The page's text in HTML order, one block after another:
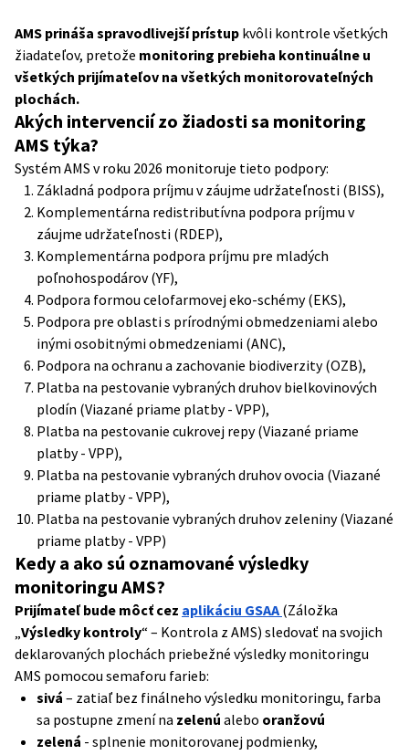
AMS prináša spravodlivejší prístup kvôli kontrole všetkých
žiadateľov, pretože monitoring prebieha kontinuálne u
všetkých prijímateľov na všetkých monitorovateľných
plochách.
Akých intervencií zo žiadosti sa monitoring
AMS týka?
Systém AMS v roku 2026 monitoruje tieto podpory:
Základná podpora príjmu v záujme udržateľnosti (BISS),
Komplementárna redistributívna podpora príjmu v
záujme udržateľnosti (RDEP),
Komplementárna podpora príjmu pre mladých
poľnohospodárov (YF),
Podpora formou celofarmovej eko-schémy (EKS),
Podpora pre oblasti s prírodnými obmedzeniami alebo
inými osobitnými obmedzeniami (ANC),
Podpora na ochranu a zachovanie biodiverzity (OZB),
Platba na pestovanie vybraných druhov bielkovinových
plodín (Viazané priame platby - VPP),
Platba na pestovanie cukrovej repy (Viazané priame
platby - VPP),
Platba na pestovanie vybraných druhov ovocia (Viazané
priame platby - VPP),
Platba na pestovanie vybraných druhov zeleniny (Viazané
priame platby - VPP)
Kedy a ako sú oznamované výsledky
monitoringu AMS?
Prijímateľ bude môcť cez aplikáciu GSAA (Záložka
„Výsledky kontroly“ – Kontrola z AMS) sledovať na svojich
deklarovaných plochách priebežné výsledky monitoringu
AMS pomocou semaforu farieb:
sivá – zatiaľ bez finálneho výsledku monitoringu, farba
sa postupne zmení na zelenú alebo oranžovú
zelená - splnenie monitorovanej podmienky,